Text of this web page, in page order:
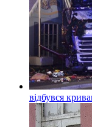
відбувся